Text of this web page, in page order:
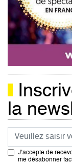
la
Courriel
J’accepte de
me désabonner